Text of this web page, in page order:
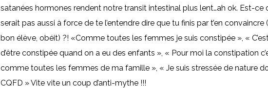
satanées hormones rendent notre transit intestinal plus lent…ah ok. Est-ce
serait pas aussi à force de te l’entendre dire que tu finis par t’en convaincre
bon élève, obéit) ?! «Comme toutes les femmes je suis constipée », «
d’être constipée quand on a eu des enfants », « Pour moi la constipation
comme toutes les femmes de ma famille », « Je suis stressée de nature
CQFD » Vite vite un coup d’anti-mythe !!!